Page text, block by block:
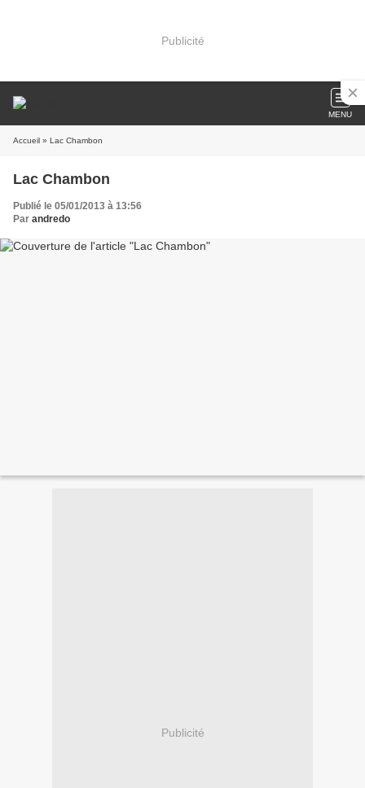
Publicité
MENU
Accueil » Lac Chambon
Lac Chambon
Publié le 05/01/2013 à 13:56
Par andredo
Publicité